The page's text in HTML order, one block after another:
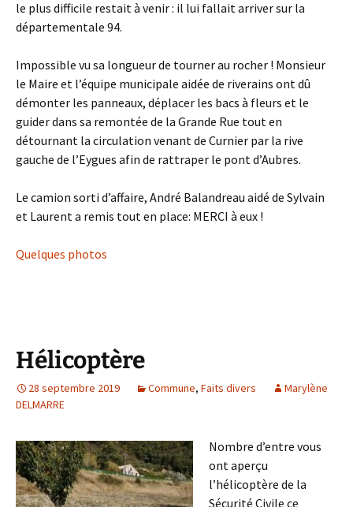
le plus difficile restait à venir : il lui fallait arriver sur la
départementale 94.
Impossible vu sa longueur de tourner au rocher ! Monsieur
le Maire et l’équipe municipale aidée de riverains ont dû
démonter les panneaux, déplacer les bacs à fleurs et le
guider dans sa remontée de la Grande Rue tout en
détournant la circulation venant de Curnier par la rive
gauche de l’Eygues afin de rattraper le pont d’Aubres.
Le camion sorti d’affaire, André Balandreau aidé de Sylvain
et Laurent a remis tout en place: MERCI à eux !
Quelques photos
Hélicoptère
28 septembre 2019 Commune, Faits divers
Marylène
DELMARRE
Nombre d’entre vous
ont aperçu
l’hélicoptère de la
Sécurité Civile ce